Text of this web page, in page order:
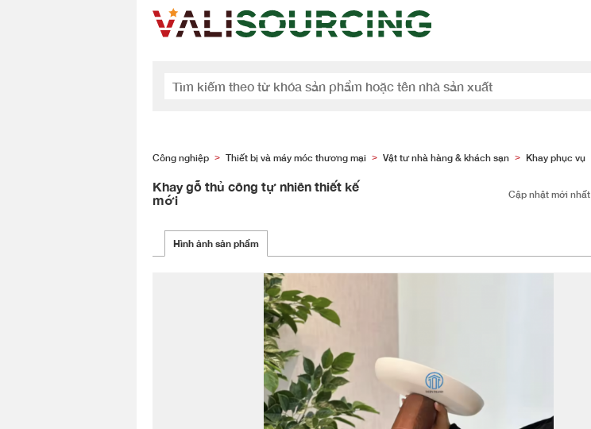
Công nghiệp > Thiết bị và máy móc thương mại > Vật tư nhà hàng & khách sạn > Khay phục vụ
Khay gỗ thủ công tự nhiên thiết kế
mới
Cập nhật mới nhất
Hình ảnh sản phẩm